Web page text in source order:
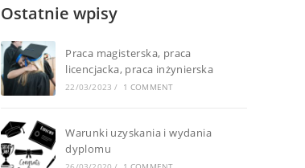
Ostatnie wpisy
Praca magisterska, praca
licencjacka, praca inżynierska
22/03/2023 / 1 COMMENT
Warunki uzyskania i wydania
dyplomu